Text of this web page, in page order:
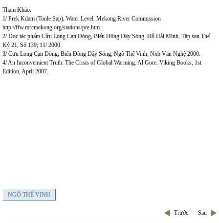
Tham Khảo:
1/ Prek Kdam (Tonle Sap), Water Level. Mekong River Commission
http://ffw.mrcmekong.org/stations/pre.htm
2/ Đọc tác phẩm Cửu Long Cạn Dòng, Biển Đông Dậy Sóng. Đỗ Hải Minh, Tập san Thế
Kỷ 21, Số 139, 11/ 2000.
3/ Cửu Long Cạn Dòng, Biển Đông Dậy Sóng, Ngô Thế Vinh, Nxb Văn Nghệ 2000.
4/ An Inconvemient Truth: The Crisis of Global Warming. Al Gore. Viking Books, 1st
Edition, April 2007.
NGÔ THẾ VINH
Trước Sau